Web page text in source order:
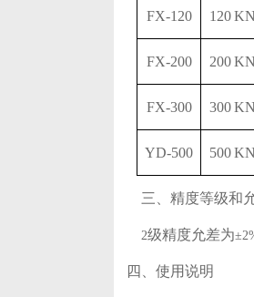
FX-120 1 20 KN
FX-200 200 KN
FX-300 300 KN
YD-500 500 KN
三、精度等级和
2级精度允差为
四、使用说明